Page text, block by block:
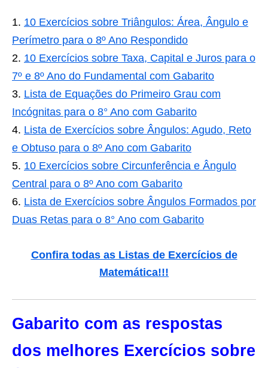
10 Exercícios sobre Triângulos: Área, Ângulo e
Perímetro para o 8º Ano Respondido
10 Exercícios sobre Taxa, Capital e Juros para o
7º e 8º Ano do Fundamental com Gabarito
Lista de Equações do Primeiro Grau com
Incógnitas para o 8° Ano com Gabarito
Lista de Exercícios sobre Ângulos: Agudo, Reto
e Obtuso para o 8º Ano com Gabarito
10 Exercícios sobre Circunferência e Ângulo
Central para o 8º Ano com Gabarito
Lista de Exercícios sobre Ângulos Formados por
Duas Retas para o 8° Ano com Gabarito
Confira todas as Listas de Exercícios de
Matemática!!!
Gabarito com as respostas
dos melhores Exercícios sobre